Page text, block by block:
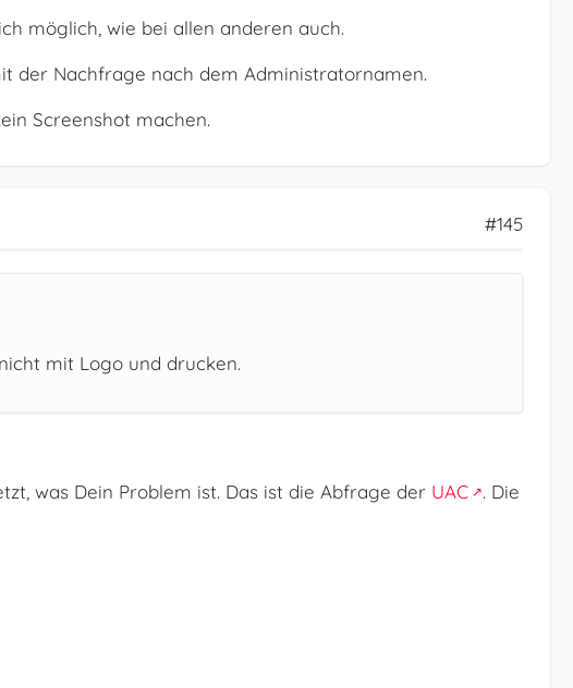
möglich, wie bei allen anderen auch.
der Nachfrage nach dem Administratornamen.
Screenshot machen.
#145
mit Logo und drucken.
was Dein Problem ist. Das ist die Abfrage der UAC
. Die